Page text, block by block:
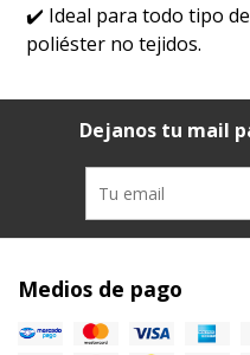
✔️ Ideal para todo tipo
poliéster no tejidos.
Dejanos tu mail
Medios de pago